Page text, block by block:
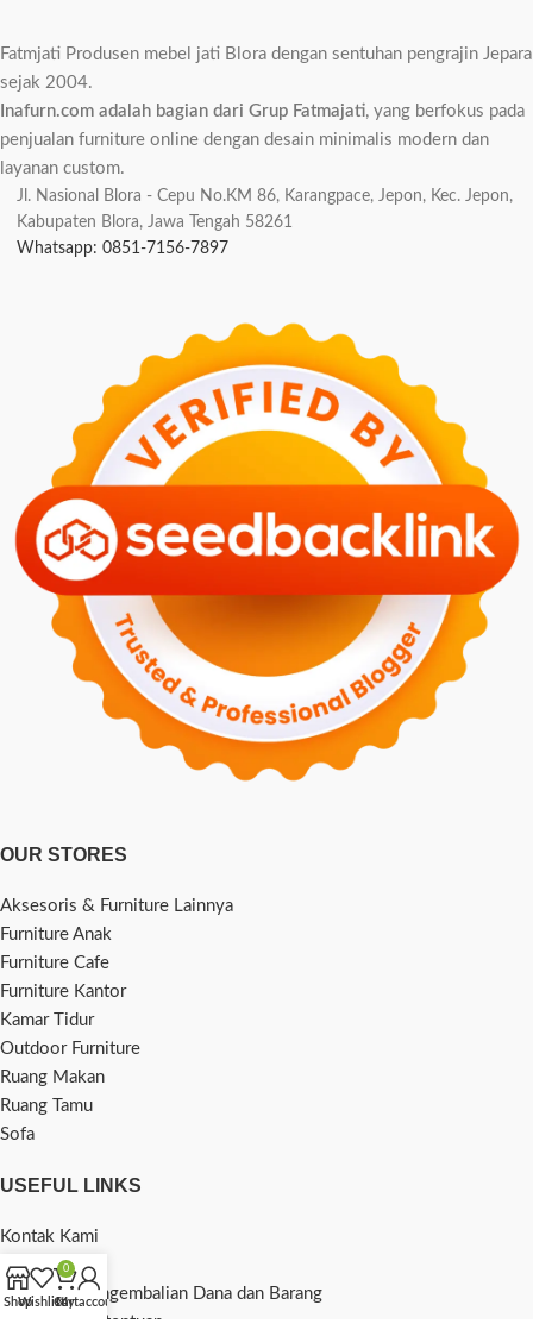
Fatmjati Produsen mebel jati Blora dengan sentuhan pengrajin Jepara
sejak 2004.
Inafurn.com adalah bagian dari Grup Fatmajati, yang berfokus pada
penjualan furniture online dengan desain minimalis modern dan
layanan custom.
Jl. Nasional Blora - Cepu No.KM 86, Karangpace, Jepon, Kec. Jepon,
Kabupaten Blora, Jawa Tengah 58261
Whatsapp: 0851-7156-7897
OUR STORES
Aksesoris & Furniture Lainnya
Furniture Anak
Furniture Cafe
Furniture Kantor
Kamar Tidur
Outdoor Furniture
Ruang Makan
Ruang Tamu
Sofa
USEFUL LINKS
Kontak Kami
Tentang Kami
Kebijakan Pengembalian Dana dan Barang
Syarat dan Ketentuan
ShopWishlist
0
Cart
My account